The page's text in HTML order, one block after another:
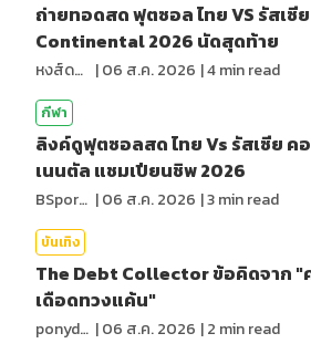
ถ่ายทอดสด ฟุตซอล ไทย VS รัสเซีย
Continental 2026 นัดสุดท้าย
หงส์ดรุณ |06 ส.ค. 2026 |4min read
กีฬา
ลิงค์ดูฟุตซอลสด ไทย Vs รัสเซีย ค
เนนตัล แชมเปียนชิพ 2026
BSports8 |06 ส.ค. 2026 |3min read
บันเทิง
The Debt Collector ข้อคิดจาก "
เดือดทวงแค้น"
ponydiary |06 ส.ค. 2026 |2 min read